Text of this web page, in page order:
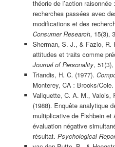
théorie de l’action
recherches passées avec
modifications et des
Consumer Research, 15(3),
Sherman, S. J., & Fazio, R.
attitudes et traits comme
Journal of Personality, 51(3),
Triandis, H. C. (1977).
Monterey, CA : Brooks/Cole.
Valiquette, C. A. M., Valois,
(1988). Enquête analytique
multiplicative de Fishbein et
évaluation négative
résultat. Psychological